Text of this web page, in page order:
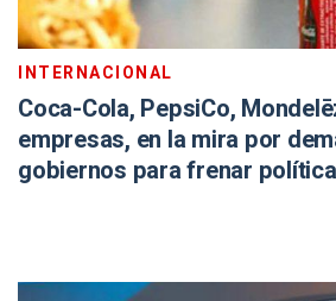
INTERNACIONAL
Coca-Cola, PepsiCo,
empresas, en la mira por
gobiernos para frenar